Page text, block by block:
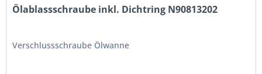
Ölablassschraube inkl. Dichtring N90813202
Verschlussschraube Ölwanne